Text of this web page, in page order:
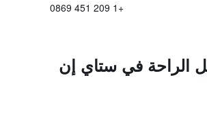
+1 209 451 0869
الراحة في ستاي إن